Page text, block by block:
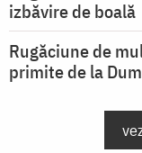
izbăvire de boală
Rugăciune de
primite de la